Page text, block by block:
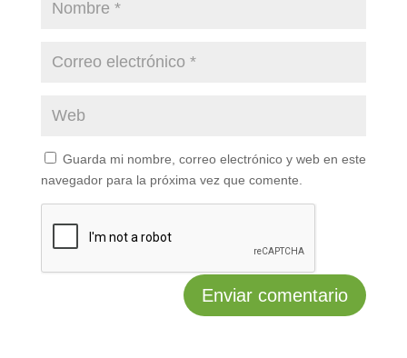
Guarda mi nombre, correo electrónico y web en este
navegador para la próxima vez que comente.